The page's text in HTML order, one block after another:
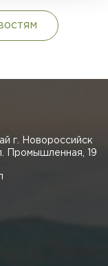
г. Новороссийск
Промышленная, 19